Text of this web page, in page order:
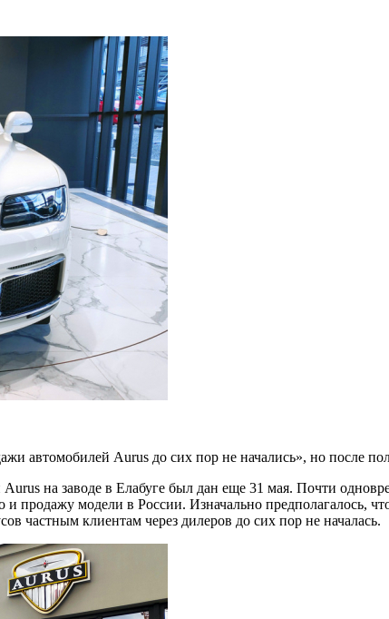
автомобилей Aurus до сих пор не начались», но после
на заводе в Елабуге был дан еще 31 мая. Почти
продажу модели в России. Изначально предполагалось,
частным клиентам через дилеров до сих пор не началась.